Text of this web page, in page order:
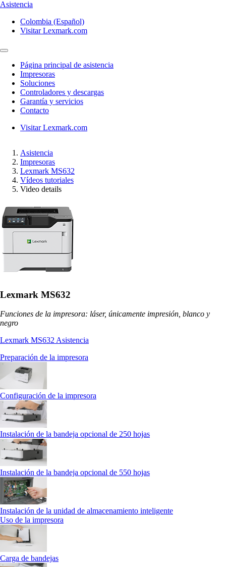
Asistencia
Colombia (Español)
Visitar Lexmark.com
Página principal de asistencia
Impresoras
Soluciones
Controladores y descargas
Garantía y servicios
Contacto
Visitar Lexmark.com
Asistencia
Impresoras
Lexmark MS632
Vídeos tutoriales
Video details
Lexmark MS632
Funciones de la impresora: láser, únicamente impresión, blanco y
negro
Lexmark MS632 Asistencia
Preparación de la impresora
Configuración de la impresora
Instalación de la bandeja opcional de 250 hojas
Instalación de la bandeja opcional de 550 hojas
Instalación de la unidad de almacenamiento inteligente
Uso de la impresora
Carga de bandejas